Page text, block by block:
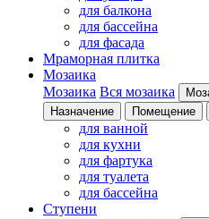
для балкона
для бассейна
для фасада
Мраморная плитка
Мозаика
Мозаика Вся мозаика
Назначение Помещение
для ванной
для кухни
для фартука
для туалета
для бассейна
Ступени